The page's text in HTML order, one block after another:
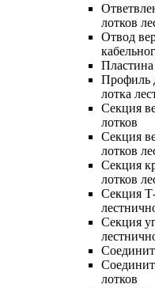
лотков
Отвод
Пластина
Профиль
лотка
Секция
лотков
Секция
лотков
Секция
лотков
Секция
Секция
лотков